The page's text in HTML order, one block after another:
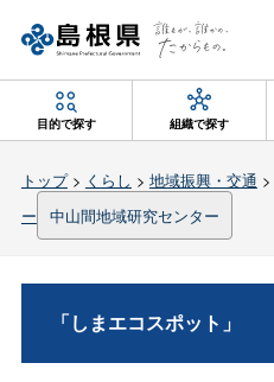
目的で探す 組織で探す
トップ> くらし > 地域振興・交通 >
ー
中山間地域研究センター
「しまエコスポット」